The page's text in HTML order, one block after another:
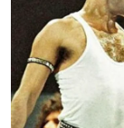
“Ia juga
terhadap